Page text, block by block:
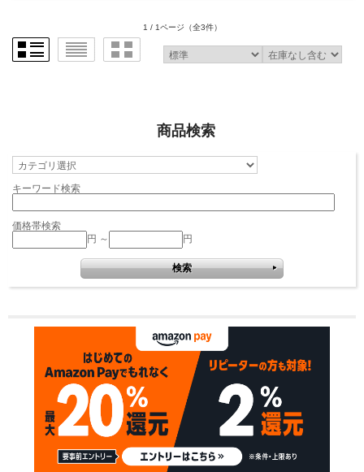
1 / 1ページ （全3件）
商品検索
キーワード検索
価格帯検索
円 ～
円